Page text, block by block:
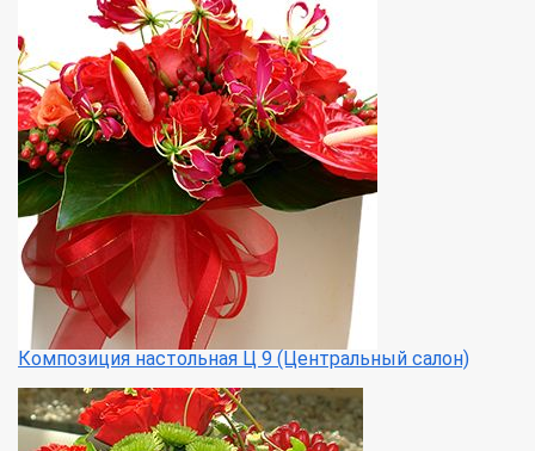
Композиция настольная Ц 9 (Центральный салон)